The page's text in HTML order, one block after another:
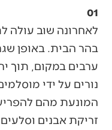
01
לאחרונה שוב עולה
בהר הבית. באופן
ערבים במקום, תוך
נורים על ידי
המונעת מהם
זריקת אבנים